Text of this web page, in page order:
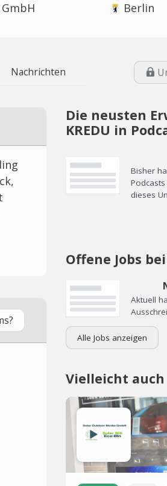
Berlin
Nachrichten
Die neusten
KREDU in
Bisher
dieses
Offene Jobs bei
Aktuell
Alle Jobs anzeigen
Vielleicht